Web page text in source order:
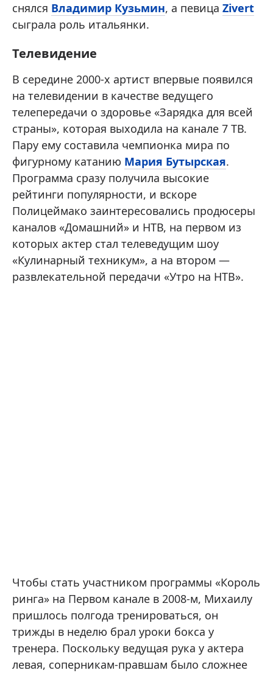
снялся Владимир Кузьмин, а певица Zivert
сыграла роль итальянки.
Телевидение
В середине 2000-х артист впервые появился
на телевидении в качестве ведущего
телепередачи о здоровье «Зарядка для всей
страны», которая выходила на канале 7 ТВ.
Пару ему составила чемпионка мира по
фигурному катанию Мария Бутырская.
Программа сразу получила высокие
рейтинги популярности, и вскоре
Полицеймако заинтересовались продюсеры
каналов «Домашний» и НТВ, на первом из
которых актер стал телеведущим шоу
«Кулинарный техникум», а на втором —
развлекательной передачи «Утро на НТВ».
Чтобы стать участником программы «Король
ринга» на Первом канале в 2008-м, Михаилу
пришлось полгода тренироваться, он
трижды в неделю брал уроки бокса у
тренера. Поскольку ведущая рука у актера
левая, соперникам-правшам было сложнее